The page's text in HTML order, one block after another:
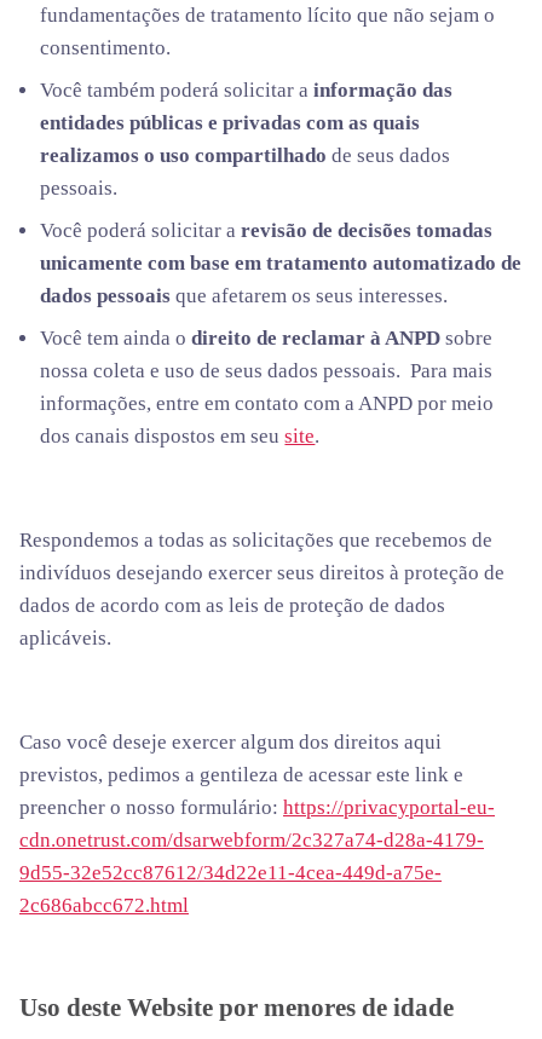
fundamentações de tratamento lícito que não sejam o
consentimento.
Você também poderá solicitar ainformação das
entidades públicas e privadas com as quais
realizamos o uso compartilhado de seus dados
pessoais.
Você poderá solicitar arevisão de decisões tomadas
unicamente com base em tratamento automatizado de
dados pessoais que afetarem os seus interesses.
Você tem ainda odireito de reclamar à ANPDsobre
nossa coleta e uso de seus dados pessoais. Para mais
informações, entre em contato com a ANPD por meio
dos canais dispostos em seusite.
Respondemos a todas as solicitações que recebemos de
indivíduos desejando exercer seus direitos à proteção de
dados de acordo com as leis de proteção de dados
aplicáveis.
Caso você deseje exercer algum dos direitos aqui
previstos, pedimos a gentileza de acessar este link e
preencher o nosso formulário: https://privacyportal-eu-
cdn.onetrust.com/dsarwebform/2c327a74-d28a-4179-
9d55-32e52cc87612/34d22e11-4cea-449d-a75e-
2c686abcc672.html
Uso deste Website por menores de idade